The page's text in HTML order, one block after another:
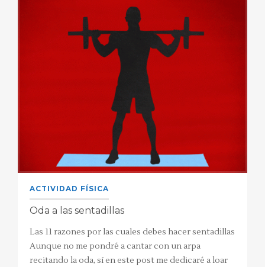
ACTIVIDAD FÍSICA
Oda a las sentadillas
Las 11 razones por las cuales debes hacer sentadillas
Aunque no me pondré a cantar con un arpa
recitando la oda, sí en este post me dedicaré a loar